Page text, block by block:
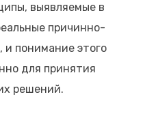
выявляемые в
причинно-
понимание этого
для принятия
решений.